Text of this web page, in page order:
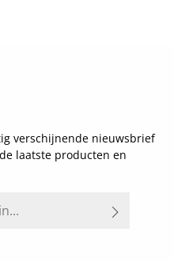
verschijnende nieuwsbrief
laatste producten en